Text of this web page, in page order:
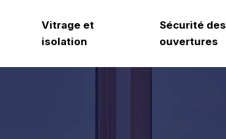
Vitrage et
isolation
Sécurité des
ouvertures